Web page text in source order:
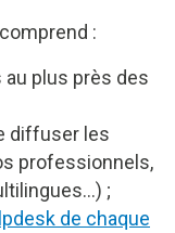
:
plus près des
diffuser les
professionnels,
;
de chaque